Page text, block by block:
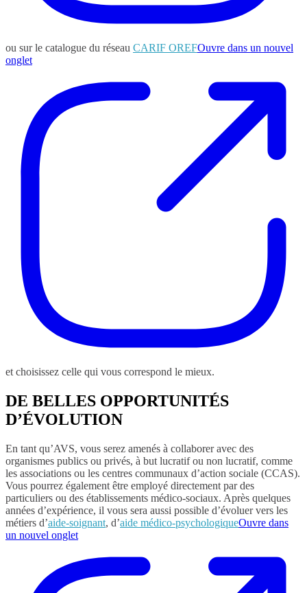
ou sur le catalogue du réseau CARIF OREFOuvre dans un nouvel
onglet
et choisissez celle qui vous correspond le mieux.
DE BELLES OPPORTUNITÉS
D’ÉVOLUTION
En tant qu’AVS, vous serez amenés à collaborer avec des
organismes publics ou privés, à but lucratif ou non lucratif, comme
les associations ou les centres communaux d’action sociale (CCAS).
Vous pourrez également être employé directement par des
particuliers ou des établissements médico-sociaux. Après quelques
années d’expérience, il vous sera aussi possible d’évoluer vers les
métiers d’aide-soignant, d’aide médico-psychologiqueOuvre dans
un nouvel onglet